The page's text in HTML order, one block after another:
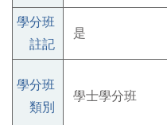
學分班
註記
是
學分班
類別
學士學分班